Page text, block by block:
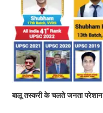
बालू तस्करी के चलते जनता परेशान